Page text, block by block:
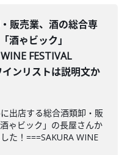
販売業、酒の総合専
酒ゃビック」
WINE FESTIVAL
ンリストは説明文か
出店する総合酒類卸・販
ゃビック」の長屋さんか
た！===SAKURA WINE